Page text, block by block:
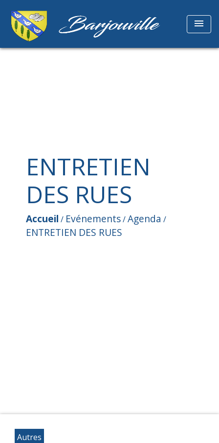
menu
ENTRETIEN
DES RUES
Accueil / Evénements/Agenda /
ENTRETIEN DES RUES
Autres